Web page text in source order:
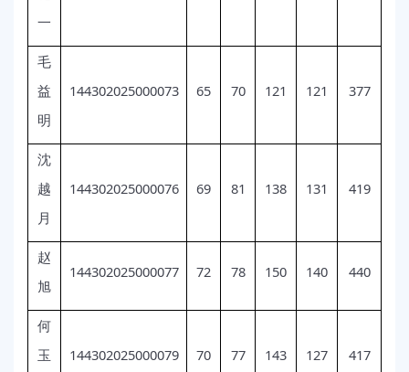
一
毛
益
明
144302025000073 65 70 121 121 377
沈
越
月
144302025000076 69 81 138 131 419
赵
旭
144302025000077 72 78 150 140 440
何
玉
144302025000079 70 77 143 127 417